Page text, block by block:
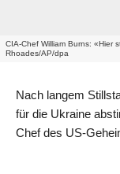
CIA-Chef William Burns: «Hier
Rhoades/AP/dpa
Nach langem
für die Ukraine
Chef des US-